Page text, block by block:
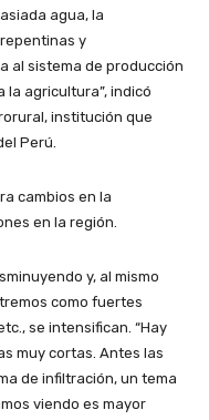
agua, la
y
al sistema de producción
la agricultura”, indicó
institución que
Perú.
cambios en la
en la región.
y, al mismo
como fuertes
se intensifican. “Hay
muy cortas. Antes las
de infiltración, un tema
viendo es mayor